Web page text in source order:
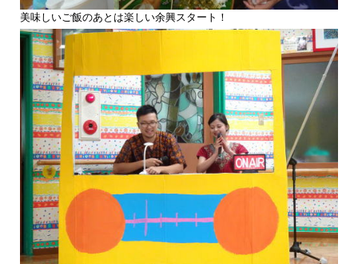
美味しいご飯のあとは楽しい余興スタート！